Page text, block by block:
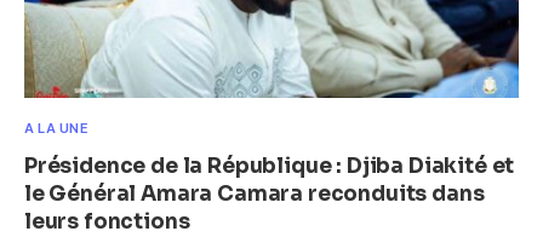
A LA UNE
Présidence de la République : Djiba Diakité et
le Général Amara Camara reconduits dans
leurs fonctions